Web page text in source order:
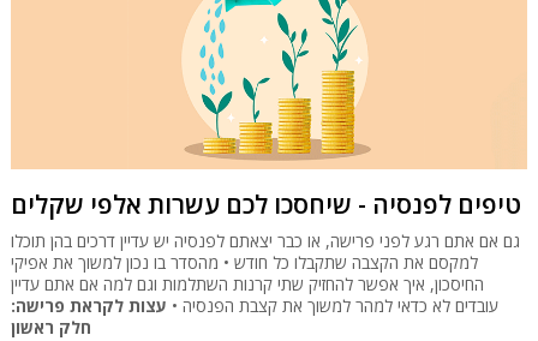
טיפים לפנסיה - שיחסכו לכם עשרות אלפי שקלים
גם אם אתם רגע לפני פרישה, או כבר יצאתם לפנסיה יש עדיין דרכים בהן תוכלו
למקסם את הקצבה שתקבלו כל חודש • מהסדר בו נכון למשוך את אפיקי
החיסכון, איך אפשר להחזיק שתי קרנות השתלמות וגם למה אם אתם עדיין
עובדים לא כדאי למהר למשוך את קצבת הפנסיה • עצות לקראת פרישה:
חלק ראשון